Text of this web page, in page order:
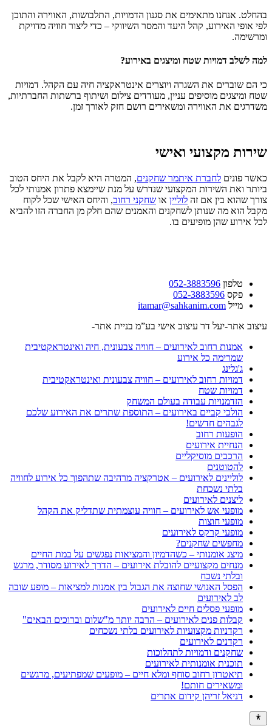
בהחלט. אנחנו מתאימים את סגנון הדמויות, התלבושות, האווירה והתוכן
לפי אופי האירוע, קהל היעד והמסר השיווקי – כדי ליצור חוויה מדויקת
ומרשימה.
למה לשלב דמויות שטח ומיצגים באירוע?
כי הם שוברים את השגרה ויוצרים אינטראקציה חיה עם הקהל. דמויות
שטח ומיצגים מוסיפים עניין, מעודדים צילום ושיתוף ברשתות החברתיות,
משדרגים את האווירה ומשאירים רושם חזק לאורך זמן.
שירות מקצועי ואישי
כאשר פונים לחברת איתמר שחקנים, המטרה היא לקבל את היחס הטוב
ביותר ואת השירות המקצועי שנדרש על מנת שיימצא פתרון אמנותי לכל
צורך שהוא בין אם זה לוליין או שחקני רחוב, והיחס האישי שכל לקוח
מקבל הוא מה שנותן לשחקנים והאמנים שהם חלק מן החברה הזו להביא
לכל אירוע שהן מופיעים בו.
טלפון 052-3883596
פקס 052-3883596
מייל itamar@sahkanim.com
עיצוב אתר-יעל דר עיצוב אישי בע”מ בניית אתר-
אמנות רחוב לאירועים – חוויה צבעונית, חיה ואינטראקטיבית
שמרימה כל אירוע
ג'גלינג
דמויות רחוב לאירועים – חוויה צבעונית ואינטראקטיבית
דמויות שטח
הזדמנויות עבודה בעולם המשחק
הולכי קביים באירועים – התוספת שתרים את האירוע שלכם
לגבהים חדשים!
הופעות רחוב
הנחיית אירועים
הרכבים מוסיקליים
להטוטנים
לוליינים לאירועים – אטרקציה מרהיבה שתהפוך כל אירוע לחוויה
בלתי נשכחת
ליצנים לאירועים
מופעי אש לאירועים – חוויה עוצמתית שתדליק את הקהל
מופעי חוצות
מופעי קרקס לאירועים
מחפשים שחקנים?
מיצג אומנותי – כשהדמיון והמציאות נפגשים על במת החיים
מנחים מקצועיים להובלת אירועים – הדרך לאירוע מסודר, מרגש
ובלתי נשכח
הפסל האנושי שחוצה את הגבול בין אמנות למציאות – מופע שובה
לב לאירועים
מופעי פסלים חיים לאירועים
קבלות פנים לאירועים – הרבה יותר מ"שלום וברוכים הבאים"
רקדניות מקצועיות לאירועים בלתי נשכחים
רקדנים לאירועים
שחקנים ודמויות לתהלוכות
תוכנית אומנותית לאירועים
תיאטרון רחוב סוחף ומלא חיים – מופעים שמפתיעים, מרגשים
ומשאירים חותם!
דניאל זריהן קידום אתרים